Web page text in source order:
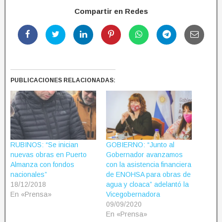
Compartir en Redes
PUBLICACIONES RELACIONADAS:
RUBINOS: “Se inician
nuevas obras en Puerto
Almanza con fondos
nacionales”
18/12/2018
En «Prensa»
GOBIERNO: “Junto al
Gobernador avanzamos
con la asistencia financiera
de ENOHSA para obras de
agua y cloaca” adelantó la
Vicegobernadora
09/09/2020
En «Prensa»